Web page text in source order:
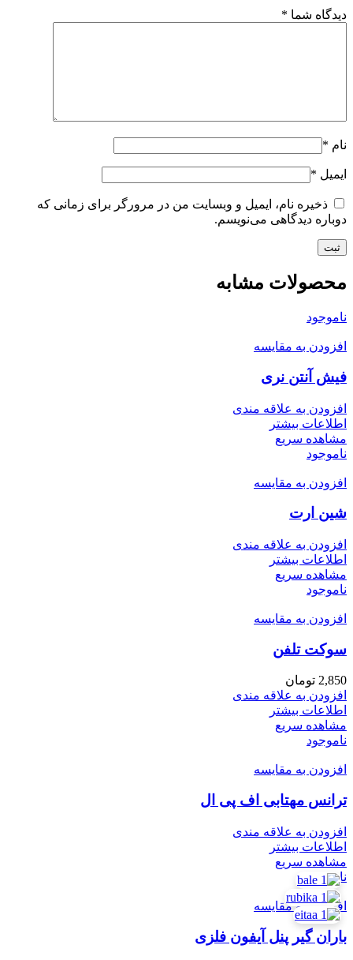
دیدگاه شما *
نام *
ایمیل *
ذخیره نام، ایمیل و وبسایت من در مرورگر برای زمانی که
دوباره دیدگاهی می‌نویسم.
محصولات مشابه
ناموجود
افزودن به مقایسه
فیش آنتن نری
افزودن به علاقه مندی
اطلاعات بیشتر
مشاهده سریع
ناموجود
افزودن به مقایسه
شین ارت
افزودن به علاقه مندی
اطلاعات بیشتر
مشاهده سریع
ناموجود
افزودن به مقایسه
سوکت تلفن
2,850 تومان
افزودن به علاقه مندی
اطلاعات بیشتر
مشاهده سریع
ناموجود
افزودن به مقایسه
ترانس مهتابی اف پی ال
افزودن به علاقه مندی
اطلاعات بیشتر
مشاهده سریع
ناموجود
افزودن به مقایسه
باران گیر پنل آیفون فلزی